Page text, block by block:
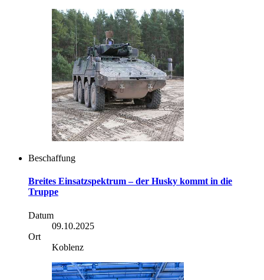
Beschaffung
Breites Einsatzspektrum – der Husky kommt in die
Truppe
Datum
09.10.2025
Ort
Koblenz